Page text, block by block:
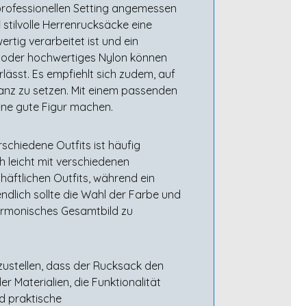
Setting angemessen
Herrenrucksäcke eine
verarbeitet ist und ein
hochwertiges Nylon können
Es empfiehlt sich zudem, auf
zu setzen. Mit einem passenden
gute Figur machen.
Outfits ist häufig
leicht mit verschiedenen
Outfits, während ein
sollte die Wahl der Farbe und
Gesamtbild zu
dass der Rucksack den
Materialien, die Funktionalität
praktische